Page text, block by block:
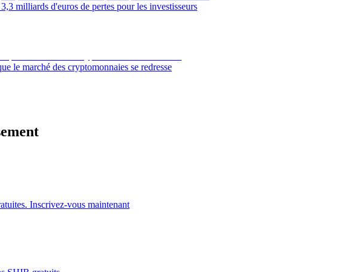
milliards d'euros de pertes pour les investisseurs
le marché des cryptomonnaies se redresse
Inscrivez-vous maintenant